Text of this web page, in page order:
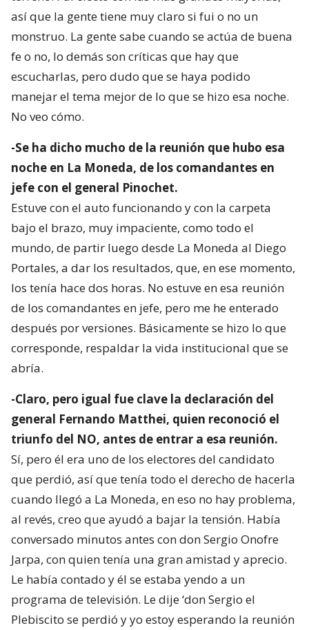
así que la gente tiene muy claro si fui o no un
monstruo. La gente sabe cuando se actúa de buena
fe o no, lo demás son críticas que hay que
escucharlas, pero dudo que se haya podido
manejar el tema mejor de lo que se hizo esa noche.
No veo cómo.
-Se ha dicho mucho de la reunión que hubo esa
noche en La Moneda, de los comandantes en
jefe con el general Pinochet.
Estuve con el auto funcionando y con la carpeta
bajo el brazo, muy impaciente, como todo el
mundo, de partir luego desde La Moneda al Diego
Portales, a dar los resultados, que, en ese momento,
los tenía hace dos horas. No estuve en esa reunión
de los comandantes en jefe, pero me he enterado
después por versiones. Básicamente se hizo lo que
corresponde, respaldar la vida institucional que se
abría.
-Claro, pero igual fue clave la declaración del
general Fernando Matthei, quien reconoció el
triunfo del NO, antes de entrar a esa reunión.
Sí, pero él era uno de los electores del candidato
que perdió, así que tenía todo el derecho de hacerla
cuando llegó a La Moneda, en eso no hay problema,
al revés, creo que ayudó a bajar la tensión. Había
conversado minutos antes con don Sergio Onofre
Jarpa, con quien tenía una gran amistad y aprecio.
Le había contado y él se estaba yendo a un
programa de televisión. Le dije ‘don Sergio el
Plebiscito se perdió y yo estoy esperando la reunión